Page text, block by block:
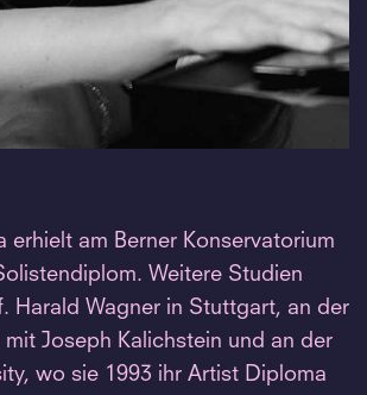
erhielt am Berner Konservatorium
Weitere Studien
Harald Wagner in Stuttgart, an der
Joseph Kalichstein und an der
wo sie 1993 ihr Artist Diploma